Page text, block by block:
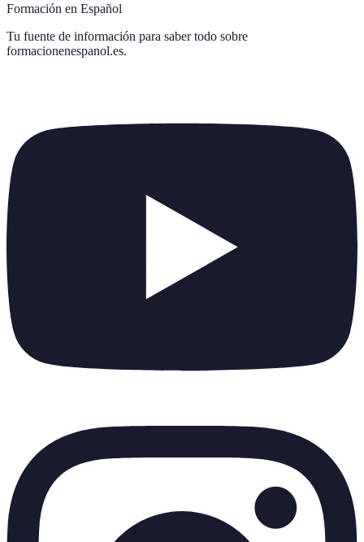
Formación en Español
Tu fuente de información para saber todo sobre
formacionenespanol.es.